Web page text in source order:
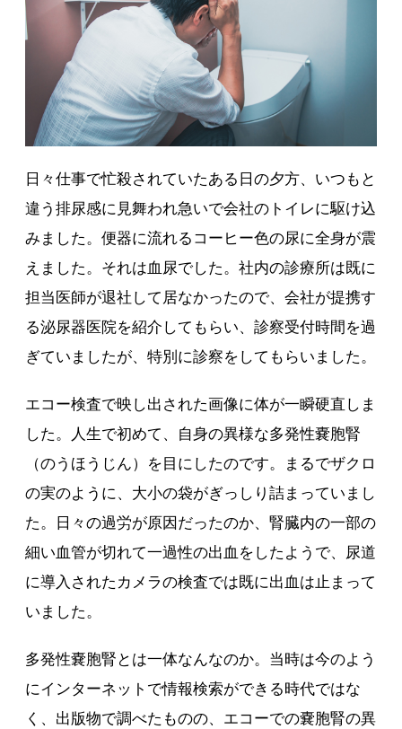
日々仕事で忙殺されていたある日の夕方、いつもと
違う排尿感に見舞われ急いで会社のトイレに駆け込
みました。便器に流れるコーヒー色の尿に全身が震
えました。それは血尿でした。社内の診療所は既に
担当医師が退社して居なかったので、会社が提携す
る泌尿器医院を紹介してもらい、診察受付時間を過
ぎていましたが、特別に診察をしてもらいました。
エコー検査で映し出された画像に体が一瞬硬直しま
した。人生で初めて、自身の異様な多発性嚢胞腎
（のうほうじん）を目にしたのです。まるでザクロ
の実のように、大小の袋がぎっしり詰まっていまし
た。日々の過労が原因だったのか、腎臓内の一部の
細い血管が切れて一過性の出血をしたようで、尿道
に導入されたカメラの検査では既に出血は止まって
いました。
多発性嚢胞腎とは一体なんなのか。当時は今のよう
にインターネットで情報検索ができる時代ではな
く、出版物で調べたものの、エコーでの嚢胞腎の異